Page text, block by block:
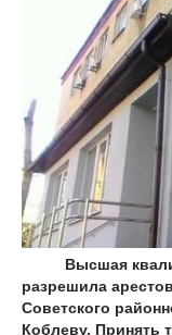
Высшая
разрешила
Советского
Коблеву. Принять